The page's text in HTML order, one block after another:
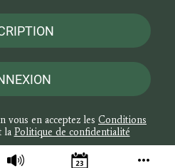
vous en acceptez les Conditions
la Politique de confidentialité